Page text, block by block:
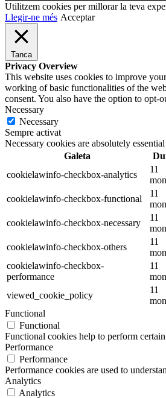
Utilitzem cookies per millorar la teva
Llegir-ne més Acceptar
Tanca
Privacy Overview
This website uses cookies to improve
working of basic functionalities of the
consent. You also have the option to opt-
Necessary
Necessary
Sempre activat
Necessary cookies are absolutely
Galeta
cookielawinfo-checkbox-analytics
11
cookielawinfo-checkbox-functional
11
cookielawinfo-checkbox-necessary
11
cookielawinfo-checkbox-others
11
cookielawinfo-checkbox-
performance
11
viewed_cookie_policy
11
Functional
Functional
Functional cookies help to perform
Performance
Performance
Performance cookies are used to
Analytics
Analytics